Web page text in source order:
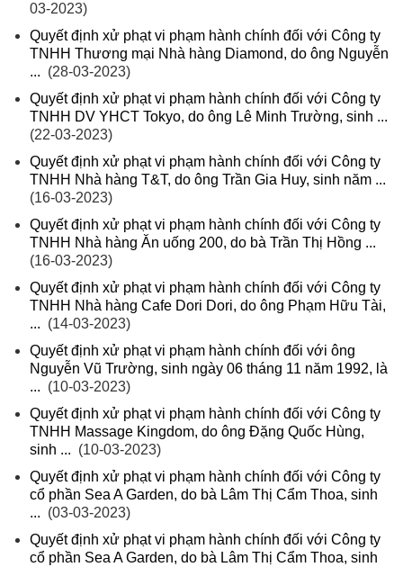
03-2023)
Quyết định xử phạt vi phạm hành chính đối với Công ty
TNHH Thương mại Nhà hàng Diamond, do ông Nguyễn
... (28-03-2023)
Quyết định xử phạt vi phạm hành chính đối với Công ty
TNHH DV YHCT Tokyo, do ông Lê Minh Trường, sinh ...
(22-03-2023)
Quyết định xử phạt vi phạm hành chính đối với Công ty
TNHH Nhà hàng T&T, do ông Trần Gia Huy, sinh năm ...
(16-03-2023)
Quyết định xử phạt vi phạm hành chính đối với Công ty
TNHH Nhà hàng Ăn uống 200, do bà Trần Thị Hồng ...
(16-03-2023)
Quyết định xử phạt vi phạm hành chính đối với Công ty
TNHH Nhà hàng Cafe Dori Dori, do ông Phạm Hữu Tài,
... (14-03-2023)
Quyết định xử phạt vi phạm hành chính đối với ông
Nguyễn Vũ Trường, sinh ngày 06 tháng 11 năm 1992, là
... (10-03-2023)
Quyết định xử phạt vi phạm hành chính đối với Công ty
TNHH Massage Kingdom, do ông Đặng Quốc Hùng,
sinh ... (10-03-2023)
Quyết định xử phạt vi phạm hành chính đối với Công ty
cổ phần Sea A Garden, do bà Lâm Thị Cẩm Thoa, sinh
... (03-03-2023)
Quyết định xử phạt vi phạm hành chính đối với Công ty
cổ phần Sea A Garden, do bà Lâm Thị Cẩm Thoa, sinh